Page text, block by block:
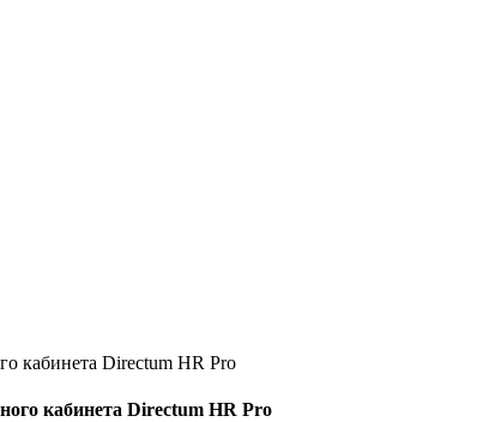
кабинета Directum HR Pro
кабинета Directum HR Pro